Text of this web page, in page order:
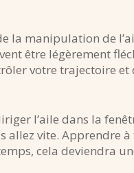
la manipulation de
être légèrement
votre trajectoire et
l’aile dans la
allez vite.
cela deviendra